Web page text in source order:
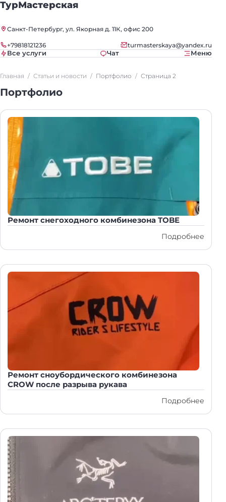
ТурМастерская
Санкт-Петербург, ул. Якорная д. 11К, офис 200
+79818121236 turmasterskaya@yandex.ru
Все услуги Чат Меню
Главная Статьи и новости Портфолио Страница 2
Портфолио
Ремонт снегоходного комбинезона TOBE
Подробнее
Ремонт сноубордического комбинезона
CROW после разрыва рукава
Подробнее